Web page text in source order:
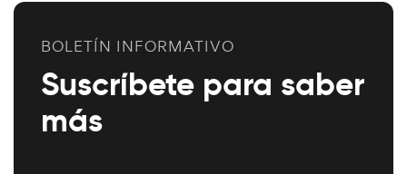
BOLETÍN INFORMATIVO
Suscríbete para saber
más